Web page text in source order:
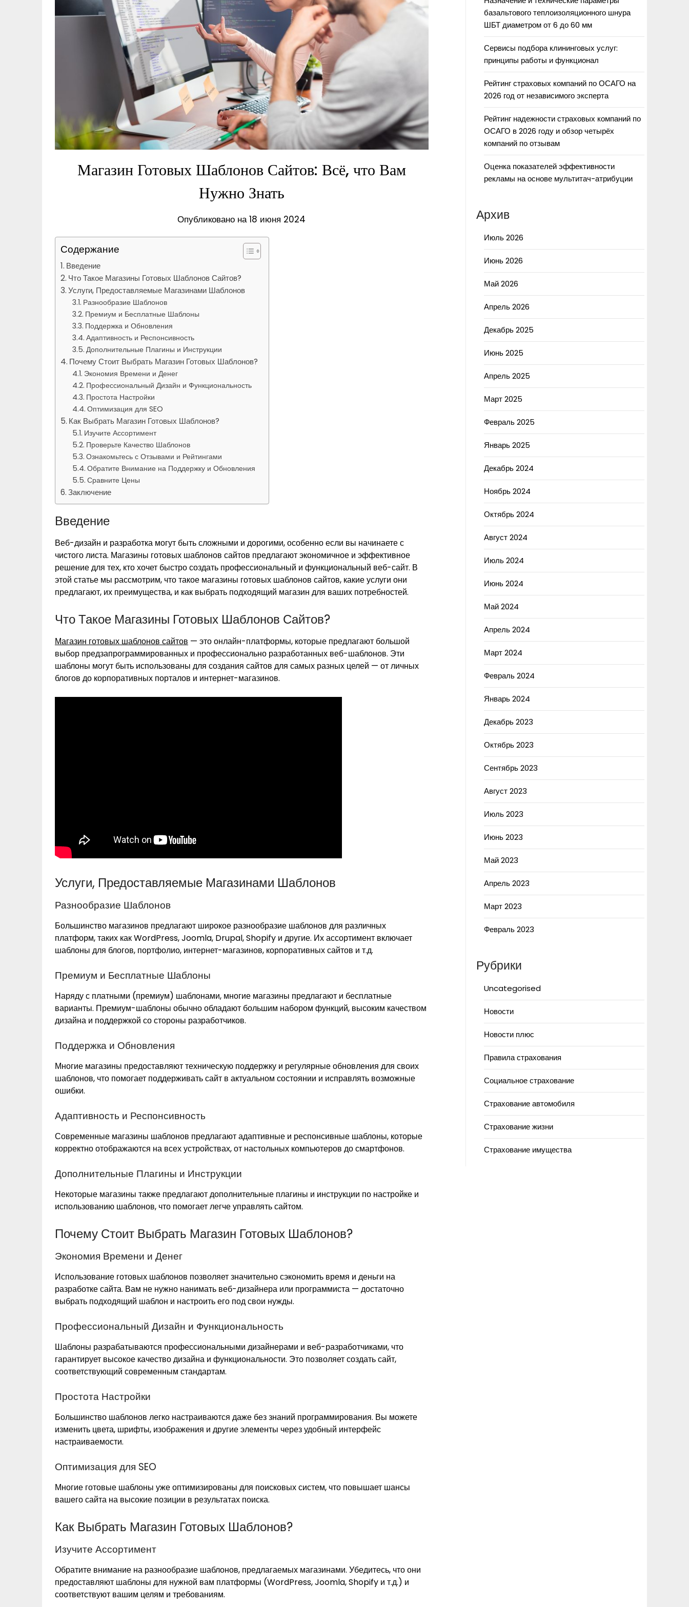
Магазин Готовых Шаблонов Сайтов: Всё, что Вам
Нужно Знать
Опубликовано на 18 июня 2024
Содержание
Введение
Что Такое Магазины Готовых Шаблонов Сайтов?
Услуги, Предоставляемые Магазинами Шаблонов
Разнообразие Шаблонов
Премиум и Бесплатные Шаблоны
Поддержка и Обновления
Адаптивность и Респонсивность
Дополнительные Плагины и Инструкции
Почему Стоит Выбрать Магазин Готовых Шаблонов?
Экономия Времени и Денег
Профессиональный Дизайн и Функциональность
Простота Настройки
Оптимизация для SEO
Как Выбрать Магазин Готовых Шаблонов?
Изучите Ассортимент
Проверьте Качество Шаблонов
Ознакомьтесь с Отзывами и Рейтингами
Обратите Внимание на Поддержку и Обновления
Сравните Цены
Заключение
Введение
Веб-дизайн и разработка могут быть сложными и дорогими, особенно если вы начинаете с
чистого листа. Магазины готовых шаблонов сайтов предлагают экономичное и эффективное
решение для тех, кто хочет быстро создать профессиональный и функциональный веб-сайт. В
этой статье мы рассмотрим, что такое магазины готовых шаблонов сайтов, какие услуги они
предлагают, их преимущества, и как выбрать подходящий магазин для ваших потребностей.
Что Такое Магазины Готовых Шаблонов Сайтов?
Магазин готовых шаблонов сайтов — это онлайн-платформы, которые предлагают большой
выбор предзапрограммированных и профессионально разработанных веб-шаблонов. Эти
шаблоны могут быть использованы для создания сайтов для самых разных целей — от личных
блогов до корпоративных порталов и интернет-магазинов.
Услуги, Предоставляемые Магазинами Шаблонов
Разнообразие Шаблонов
Большинство магазинов предлагают широкое разнообразие шаблонов для различных
платформ, таких как WordPress, Joomla, Drupal, Shopify и другие. Их ассортимент включает
шаблоны для блогов, портфолио, интернет-магазинов, корпоративных сайтов и т.д.
Премиум и Бесплатные Шаблоны
Наряду с платными (премиум) шаблонами, многие магазины предлагают и бесплатные
варианты. Премиум-шаблоны обычно обладают большим набором функций, высоким качеством
дизайна и поддержкой со стороны разработчиков.
Поддержка и Обновления
Многие магазины предоставляют техническую поддержку и регулярные обновления для своих
шаблонов, что помогает поддерживать сайт в актуальном состоянии и исправлять возможные
ошибки.
Адаптивность и Респонсивность
Современные магазины шаблонов предлагают адаптивные и респонсивные шаблоны, которые
корректно отображаются на всех устройствах, от настольных компьютеров до смартфонов.
Дополнительные Плагины и Инструкции
Некоторые магазины также предлагают дополнительные плагины и инструкции по настройке и
использованию шаблонов, что помогает легче управлять сайтом.
Почему Стоит Выбрать Магазин Готовых Шаблонов?
Экономия Времени и Денег
Использование готовых шаблонов позволяет значительно сэкономить время и деньги на
разработке сайта. Вам не нужно нанимать веб-дизайнера или программиста — достаточно
выбрать подходящий шаблон и настроить его под свои нужды.
Профессиональный Дизайн и Функциональность
Шаблоны разрабатываются профессиональными дизайнерами и веб-разработчиками, что
гарантирует высокое качество дизайна и функциональности. Это позволяет создать сайт,
соответствующий современным стандартам.
Простота Настройки
Большинство шаблонов легко настраиваются даже без знаний программирования. Вы можете
изменить цвета, шрифты, изображения и другие элементы через удобный интерфейс
настраиваемости.
Оптимизация для SEO
Многие готовые шаблоны уже оптимизированы для поисковых систем, что повышает шансы
вашего сайта на высокие позиции в результатах поиска.
Как Выбрать Магазин Готовых Шаблонов?
Изучите Ассортимент
Обратите внимание на разнообразие шаблонов, предлагаемых магазинами. Убедитесь, что они
предоставляют шаблоны для нужной вам платформы (WordPress, Joomla, Shopify и т.д.) и
соответствуют вашим целям и требованиям.
базальтового теплоизоляционного шнура
ШБТ диаметром от 6 до 60 мм
Сервисы подбора клининговых услуг:
принципы работы и функционал
Рейтинг страховых компаний по ОСАГО на
2026 год от независимого эксперта
Рейтинг надежности страховых компаний по
ОСАГО в 2026 году и обзор четырёх
компаний по отзывам
Оценка показателей эффективности
рекламы на основе мультитач-атрибуции
Архив
Июль 2026
Июнь 2026
Май 2026
Апрель 2026
Декабрь 2025
Июнь 2025
Апрель 2025
Март 2025
Февраль 2025
Январь 2025
Декабрь 2024
Ноябрь 2024
Октябрь 2024
Август 2024
Июль 2024
Июнь 2024
Май 2024
Апрель 2024
Март 2024
Февраль 2024
Январь 2024
Декабрь 2023
Октябрь 2023
Сентябрь 2023
Август 2023
Июль 2023
Июнь 2023
Май 2023
Апрель 2023
Март 2023
Февраль 2023
Рубрики
Uncategorised
Новости
Новости плюс
Правила страхования
Социальное страхование
Страхование автомобиля
Страхование жизни
Страхование имущества